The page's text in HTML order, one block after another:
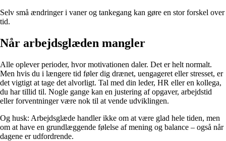
Selv små ændringer i vaner og tankegang kan gøre en stor forskel over
tid.
Når arbejdsglæden mangler
Alle oplever perioder, hvor motivationen daler. Det er helt normalt.
Men hvis du i længere tid føler dig drænet, uengageret eller stresset, er
det vigtigt at tage det alvorligt. Tal med din leder, HR eller en kollega,
du har tillid til. Nogle gange kan en justering af opgaver, arbejdstid
eller forventninger være nok til at vende udviklingen.
Og husk: Arbejdsglæde handler ikke om at være glad hele tiden, men
om at have en grundlæggende følelse af mening og balance – også når
dagene er udfordrende.